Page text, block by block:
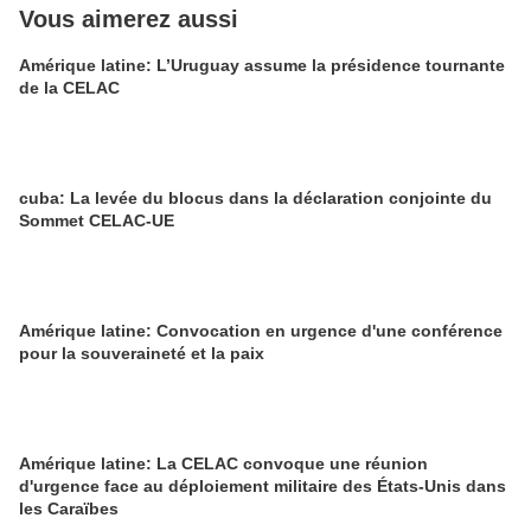
Vous aimerez aussi
Amérique latine: L’Uruguay assume la présidence tournante
de la CELAC
cuba: La levée du blocus dans la déclaration conjointe du
Sommet CELAC-UE
Amérique latine: Convocation en urgence d'une conférence
pour la souveraineté et la paix
Amérique latine: La CELAC convoque une réunion
d'urgence face au déploiement militaire des États-Unis dans
les Caraïbes